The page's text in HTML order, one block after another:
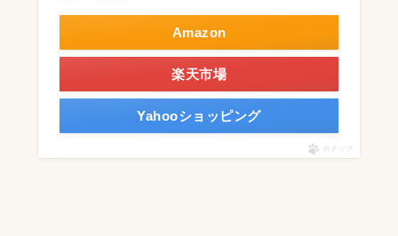
Amazon
楽天市場
Yahooショッピング
ポチップ